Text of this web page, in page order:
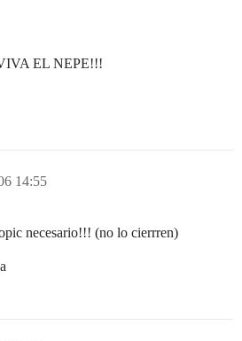
EL NEPE!!!
14:55
necesario!!! (no lo cierrren)